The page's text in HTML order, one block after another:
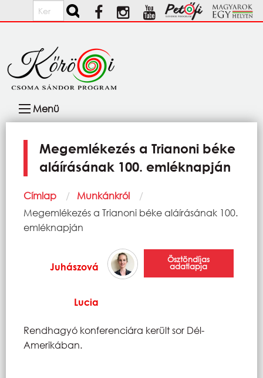
Ugrás a tartalomra
Keresés
navigáció
Menü
Megemlékezés a Trianoni béke
aláírásának 100. emléknapján
Morzsa
Címlap
Munkánkról
Current:
Megemlékezés a Trianoni béke aláírásának 100.
emléknapján
Juhászová
Lucia
Ösztöndíjas
adatlapja
Rendhagyó konferenciára került sor Dél-
Amerikában.